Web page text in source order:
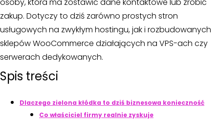
zakup. Dotyczy to dziś zarówno prostych stron
usługowych na zwykłym hostingu, jak i rozbudowanych
sklepów WooCommerce działających na VPS-ach czy
serwerach dedykowanych.
Spis treści
Dlaczego zielona kłódka to dziś biznesowa konieczność
Co właściciel firmy realnie zyskuje